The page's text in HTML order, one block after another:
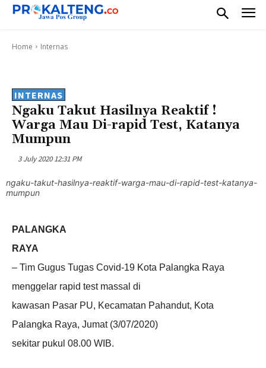
Home Internas
INTERNAS
Ngaku Takut Hasilnya Reaktif !
Warga Mau Di-rapid Test, Katanya
Mumpun
3 July 2020 12:31 PM
ngaku-takut-hasilnya-reaktif-warga-mau-di-rapid-test-katanya-
mumpun
PALANGKA
RAYA
– Tim Gugus Tugas Covid-19 Kota Palangka Raya
menggelar rapid test massal di
kawasan Pasar PU, Kecamatan Pahandut, Kota
Palangka Raya, Jumat (3/07/2020)
sekitar pukul 08.00 WIB.